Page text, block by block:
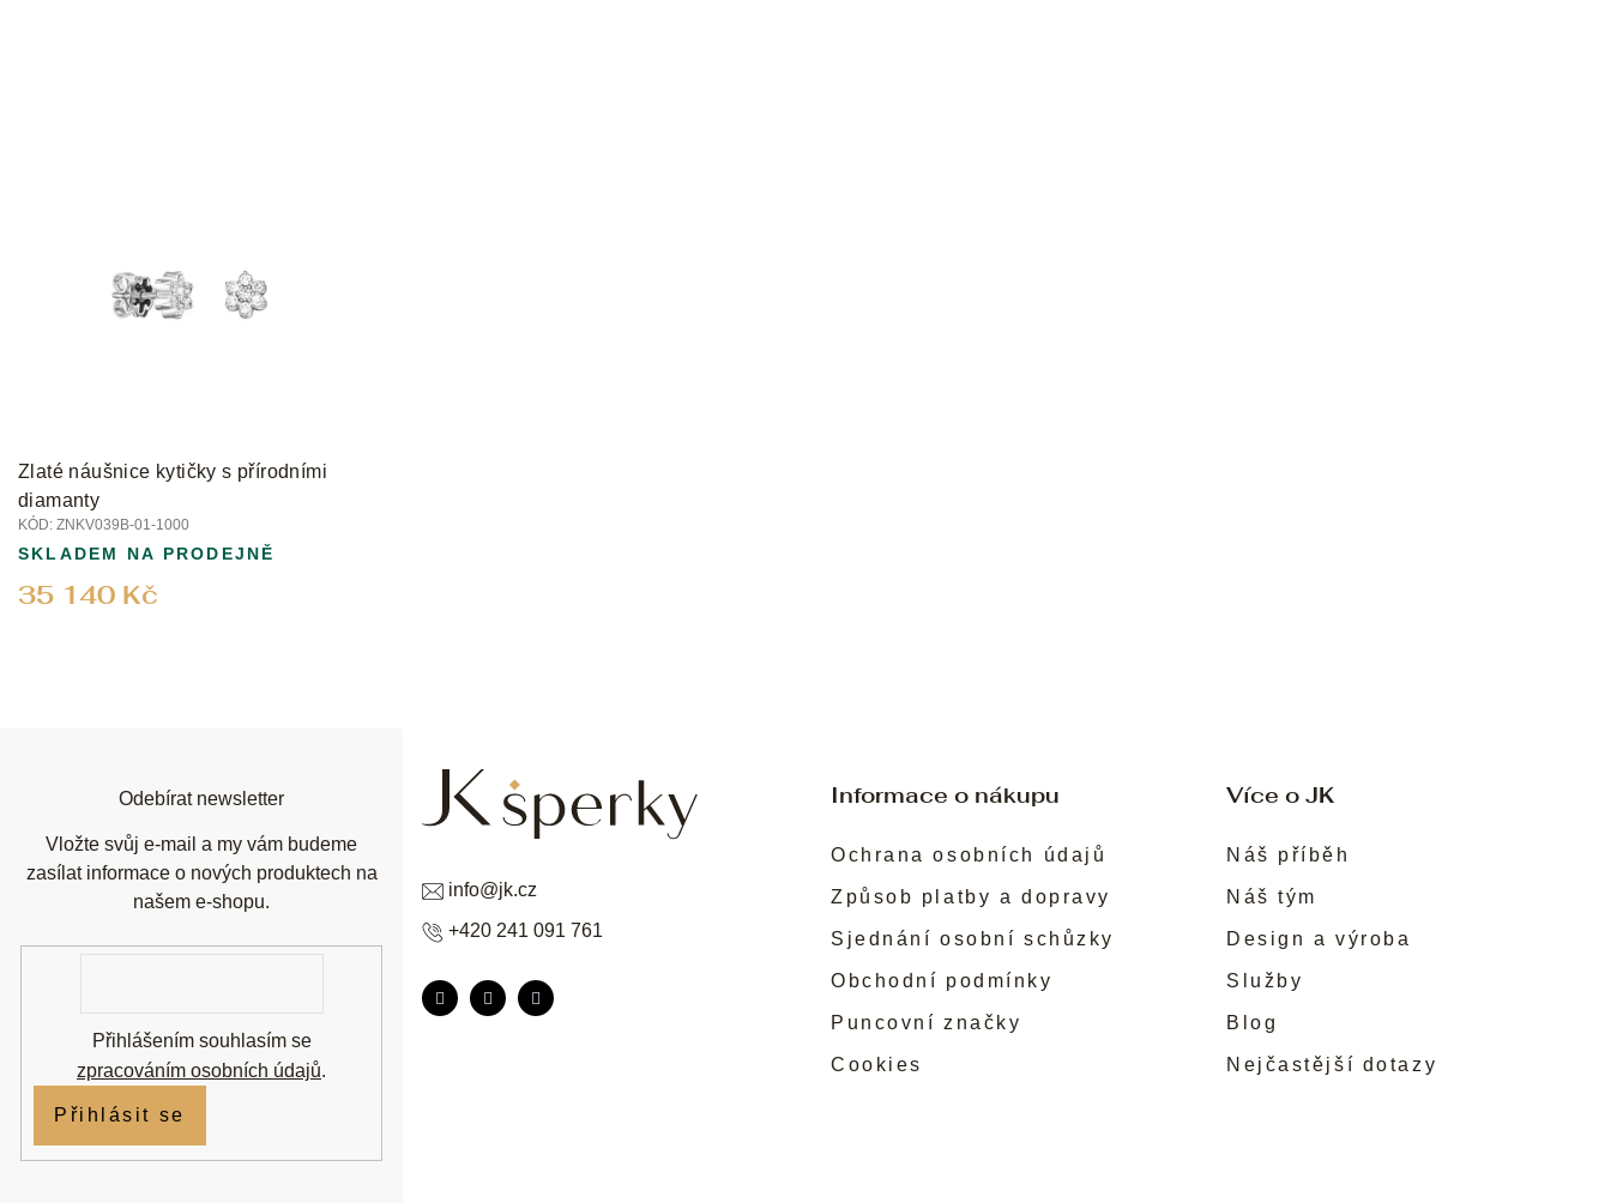
Zlaté náušnice kytičky s přírodními
diamanty
KÓD: ZNKV039B-01-1000
35 140 Kč
SKLADEM NA PRODEJNĚ
Informace o nákupu
Ochrana osobních údajů
Způsob platby a dopravy
Sjednání osobní schůzky
Obchodní podmínky
Puncovní značky
Cookies
Více o JK
Náš příběh
Náš tým
Design a výroba
Služby
Blog
Nejčastější dotazy
info@jk.cz
+420 241 091 761
Odebírat newsletter
Vložte svůj e-mail a my vám budeme
zasílat informace o nových produktech na
našem e-shopu.
Přihlášením souhlasím se
zpracováním osobních údajů.
Přihlásit se